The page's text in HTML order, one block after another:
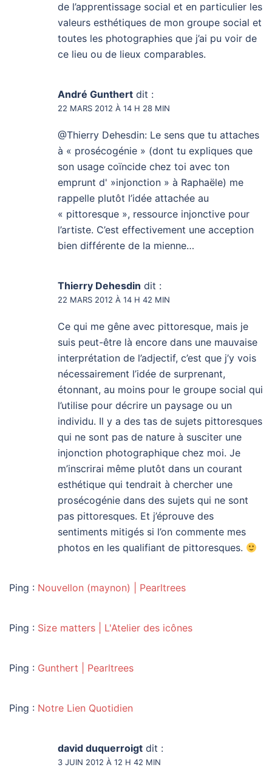
de l’apprentissage social et en particulier les
valeurs esthétiques de mon groupe social et
toutes les photographies que j’ai pu voir de
ce lieu ou de lieux comparables.
André Gunthert dit :
22 MARS 2012 À 14 H 28 MIN
@Thierry Dehesdin: Le sens que tu attaches
à « prosécogénie » (dont tu expliques que
son usage coïncide chez toi avec ton
emprunt d' »injonction » à Raphaële) me
rappelle plutôt l’idée attachée au
« pittoresque », ressource injonctive pour
l’artiste. C’est effectivement une acception
bien différente de la mienne…
Thierry Dehesdin dit :
22 MARS 2012 À 14 H 42 MIN
Ce qui me gêne avec pittoresque, mais je
suis peut-être là encore dans une mauvaise
interprétation de l’adjectif, c’est que j’y vois
nécessairement l’idée de surprenant,
étonnant, au moins pour le groupe social qui
l’utilise pour décrire un paysage ou un
individu. Il y a des tas de sujets pittoresques
qui ne sont pas de nature à susciter une
injonction photographique chez moi. Je
m’inscrirai même plutôt dans un courant
esthétique qui tendrait à chercher une
prosécogénie dans des sujets qui ne sont
pas pittoresques. Et j’éprouve des
sentiments mitigés si l’on commente mes
photos en les qualifiant de pittoresques.
Ping : Nouvellon (maynon) | Pearltrees
Ping : Size matters | L'Atelier des icônes
Ping : Gunthert | Pearltrees
Ping : Notre Lien Quotidien
david duquerroigt dit :
3 JUIN 2012 À 12 H 42 MIN